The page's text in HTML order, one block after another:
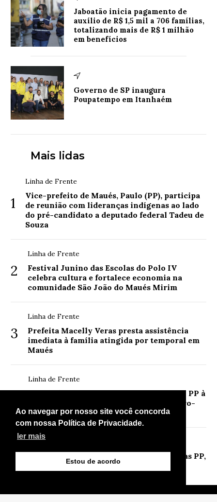
Ao navegar por nosso site você concorda
com nossa Política de Privacidade.
ler mais
Estou de acordo
Jaboatão inicia pagamento de
auxílio de R$ 1,5 mil a 706 famílias,
totalizando mais de R$ 1 milhão
em benefícios
Governo de SP inaugura
Poupatempo em Itanhaém
Mais lidas
1
Linha de Frente
Vice-prefeito de Maués, Paulo (PP), participa
de reunião com lideranças indígenas ao lado
do pré-candidato a deputado federal Tadeu de
Souza
2
Linha de Frente
Festival Junino das Escolas do Polo IV
celebra cultura e fortalece economia na
comunidade São João do Maués Mirim
3
Linha de Frente
Prefeita Macelly Veras presta assistência
imediata à família atingida por temporal em
Maués
4
Linha de Frente
Recepção calorosa marca visita de Paulo PP à
comunidade Santa Luzia, no Lago do Furo-
Polo VIII
5
Linha de Frente
Multidão prestigia o Arraial das Empresas PP,
que registra público recorde em Maués